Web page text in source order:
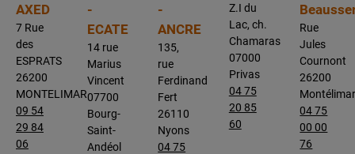
AXED
7 Rue
des
ESPRATS
26200
MONTELIMAR
09 54
29 84
06
-
ECATE
14 rue
Marius
Vincent
07700
Bourg-
Saint-
Andéol
-
ANCRE
135,
rue
Ferdinand
Fert
26110
Nyons
04 75
Z.I du
Lac, ch.
Chamaras
07000
Privas
04 75
20 85
60
Rue
Jules
Cournont
26200
04 75
00 00
76